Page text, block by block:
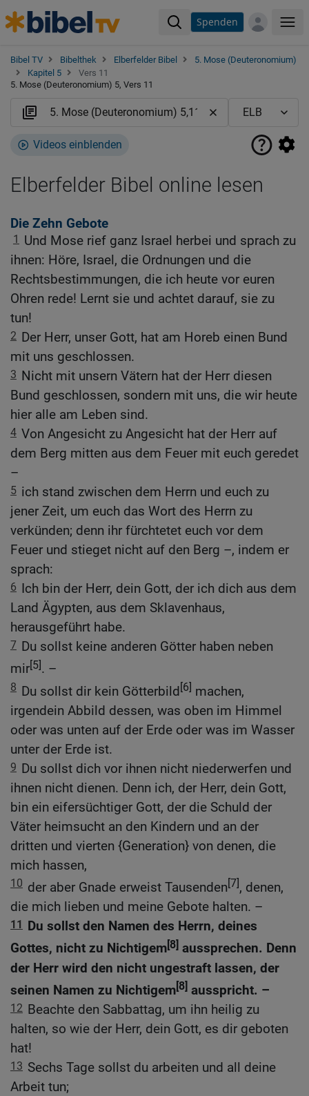
Spenden
Bibel TV Bibelthek Elberfelder Bibel
5. Mose (Deuteronomium)
Kapitel 5
Vers 11
5. Mose (Deuteronomium) 5, Vers 11
Videos einblenden
Elberfelder Bibel online lesen
Die Zehn Gebote
1
Und Mose rief ganz Israel herbei und sprach zu
ihnen: Höre, Israel, die Ordnungen und die
Rechtsbestimmungen, die ich heute vor euren
Ohren rede! Lernt sie und achtet darauf, sie zu
tun!
2 Der Herr, unser Gott, hat am Horeb einen Bund
mit uns geschlossen.
3 Nicht mit unsern Vätern hat der Herr diesen
Bund geschlossen, sondern mit uns, die wir heute
hier alle am Leben sind.
4 Von Angesicht zu Angesicht hat der Herr auf
dem Berg mitten aus dem Feuer mit euch geredet
–
5 ich stand zwischen dem Herrn und euch zu
jener Zeit, um euch das Wort des Herrn zu
verkünden; denn ihr fürchtetet euch vor dem
Feuer und stieget nicht auf den Berg –, indem er
sprach:
6 Ich bin der Herr, dein Gott, der ich dich aus dem
Land Ägypten, aus dem Sklavenhaus,
herausgeführt habe.
7 Du sollst keine anderen Götter haben neben
mir[5]. –
8 Du sollst dir kein Götterbild[6] machen,
irgendein Abbild dessen, was oben im Himmel
oder was unten auf der Erde oder was im Wasser
unter der Erde ist.
9 Du sollst dich vor ihnen nicht niederwerfen und
ihnen nicht dienen. Denn ich, der Herr, dein Gott,
bin ein eifersüchtiger Gott, der die Schuld der
Väter heimsucht an den Kindern und an der
dritten und vierten {Generation} von denen, die
mich hassen,
10 der aber Gnade erweist Tausenden[7], denen,
die mich lieben und meine Gebote halten. –
11
Du sollst den Namen des Herrn, deines
Gottes, nicht zu Nichtigem[8] aussprechen. Denn
der Herr wird den nicht ungestraft lassen, der
seinen Namen zu Nichtigem[8] ausspricht. –
12 Beachte den Sabbattag, um ihn heilig zu
halten, so wie der Herr, dein Gott, es dir geboten
hat!
13 Sechs Tage sollst du arbeiten und all deine
Arbeit tun;